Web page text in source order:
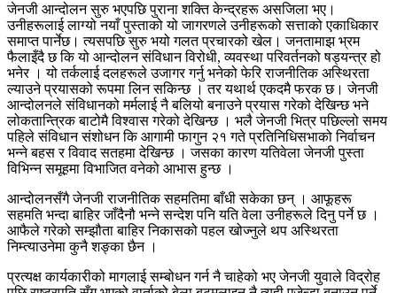
जेनजी आन्दोलन सुरु भएपछि पुराना शक्ति केन्द्रहरू असजिला भए।
उनीहरूलाई लाग्यो नयाँ पुस्ताको यो जागरणले उनीहरूको सत्ताको एकाधिकार
समाप्त पार्नेछ। त्यसपछि सुरु भयो गलत प्रचारको खेल। जनतामाझ भ्रम
फैलाइँदै छ कि यो आन्दोलन संविधान विरोधी, व्यवस्था परिवर्तनको षड्यन्त्र हो
भनेर । यो तर्कलाई दलहरूले उजागर गर्नु भनेको फेरि राजनीतिक अस्थिरता
ल्याउने प्रयासको रूपमा लिन सकिन्छ । तर यथार्थ एकदमै फरक छ। जेनजी
आन्दोलनले संविधानको मर्मलाई नै बलियो बनाउने प्रयास गरेको देखिन्छ भने
लोकतान्त्रिक बाटोमै विश्वास गरेको देखिन्छ । भलै जेनजी भित्र पछिल्लो समय
पहिले संविधान संशोधन कि आगामी फागुन २१ गते प्रतिनिधिसभाको निर्वाचन
भन्ने बहस र विवाद सतहमा देखिन्छ । जसका कारण यतिवेला जेनजी पुस्ता
विभिन्न समूहमा विभाजित वनेको आभास हुन्छ ।
आन्दोलनसँगै जेनजी राजनीतिक सहमतिमा बाँधी सकेका छन् । आफूहरू
सहमति भन्दा बाहिर जाँदैनौ भन्ने सन्देश पनि यति वेला उनीहरूले दिनु पर्ने छ ।
आफैले गरेको सम्झौता बाहिर निकासको पहल खोज्नुले थप अस्थिरता
निम्त्याउनेमा कुनै शङ्का छैन ।
प्रत्यक्ष कार्यकारीको मागलाई सम्बोधन गर्न नै चाहेको भए जेनजी युवाले विद्रोह